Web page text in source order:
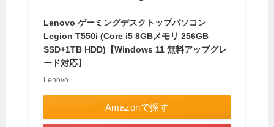
Lenovo ゲーミングデスクトップパソコン
Legion T550i (Core i5 8GBメモリ 256GB
SSD+1TB HDD)【Windows 11 無料アップグレ
ード対応】
Lenovo
Amazonで探す